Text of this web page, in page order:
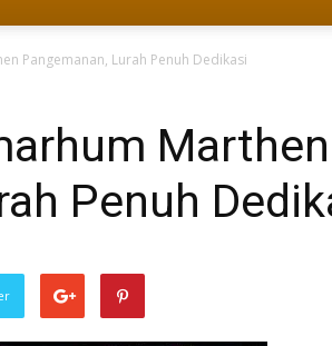
Pangemanan, Lurah Penuh Dedikasi
Marthen
Penuh